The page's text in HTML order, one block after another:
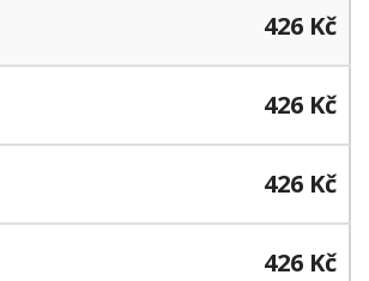
426 Kč
426 Kč
426 Kč
426 Kč